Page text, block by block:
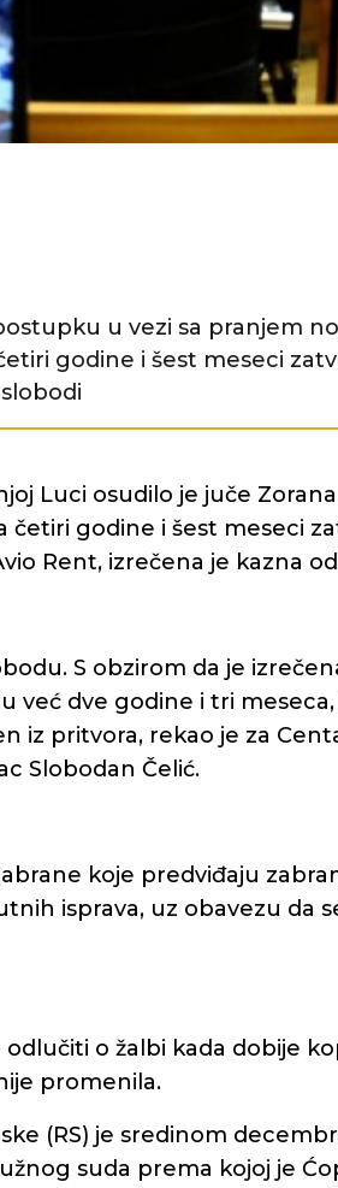
u vezi sa pranjem
godine i šest meseci
Luci osudilo je juče
četiri godine i šest meseci
Rent, izrečena je kazna
S obzirom da je
već dve godine i tri
iz pritvora, rekao je za
Slobodan Čelić.
koje predviđaju
isprava, uz obavezu da
odlučiti o žalbi kada dobije
promenila.
(RS) je sredinom
suda prema kojoj je